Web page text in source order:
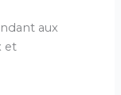
aux
et